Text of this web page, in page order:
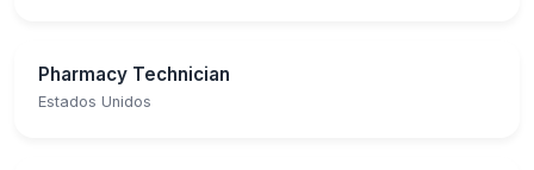
Pharmacy Technician
Estados Unidos